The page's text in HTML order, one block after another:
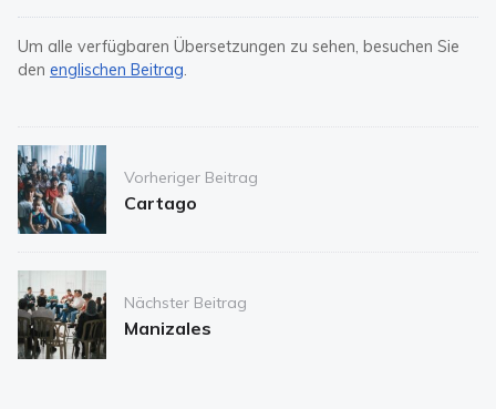
Um alle verfügbaren Übersetzungen zu sehen, besuchen Sie
den englischen Beitrag.
Post
navigationVorheriger Beitrag
Cartago
Nächster Beitrag
Manizales